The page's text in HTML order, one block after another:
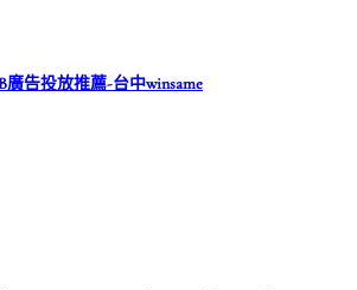
廣告投放推薦-台中winsame